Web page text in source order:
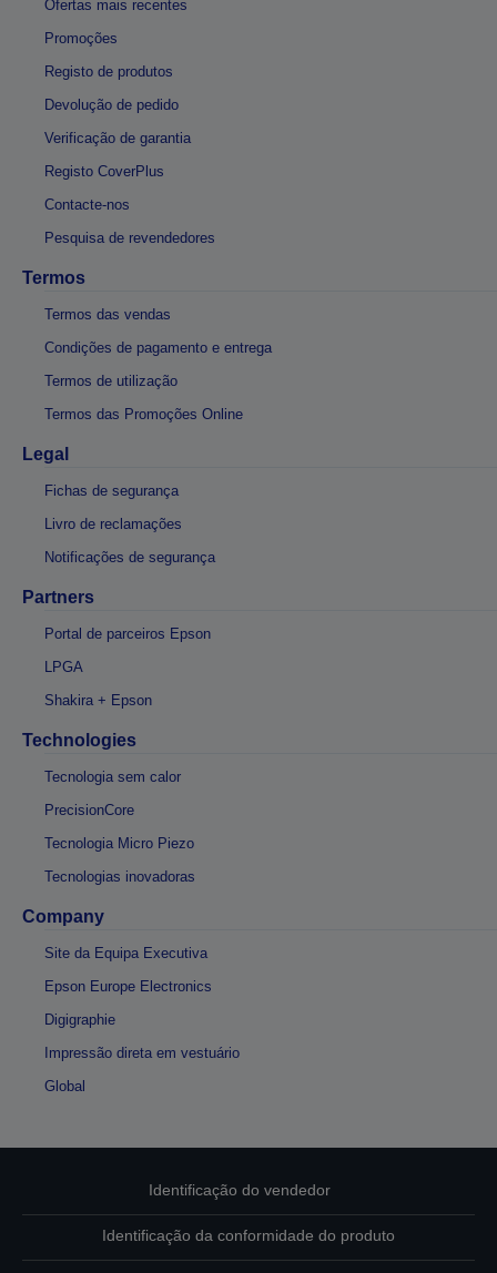
Ofertas mais recentes
Promoções
Registo de produtos
Devolução de pedido
Verificação de garantia
Registo CoverPlus
Contacte-nos
Pesquisa de revendedores
Termos
Termos das vendas
Condições de pagamento e entrega
Termos de utilização
Termos das Promoções Online
Legal
Fichas de segurança
Livro de reclamações
Notificações de segurança
Partners
Portal de parceiros Epson
LPGA
Shakira + Epson
Technologies
Tecnologia sem calor
PrecisionCore
Tecnologia Micro Piezo
Tecnologias inovadoras
Company
Site da Equipa Executiva
Epson Europe Electronics
Digigraphie
Impressão direta em vestuário
Global
Identificação do vendedor
Identificação da conformidade do produto